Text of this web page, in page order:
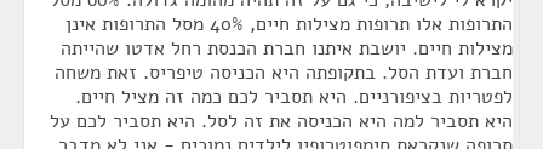
התרופות אלו תרופות מצילות חיים, 40% מסל התרופות אינן
מצילות חיים. יושבת איתנו חברת הכנסת רחל אדטו שהייתה
חברת ועדת הסל. בתקופתה היא הכניסה טיפריס. זאת משחה
לפטריות בציפורניים. היא תסביר לכם כמה זה מציל חיים.
היא תסביר למה היא הכניסה את זה לסל. היא תסביר לכם על